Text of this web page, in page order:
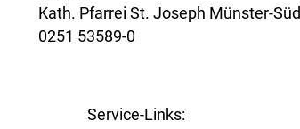
Kath. Pfarrei St. Joseph Münster-Süd
0251 53589-0
Service-Links: